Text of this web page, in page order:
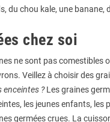
du chou kale, une banane,
chez soi
ne sont pas comestibles
Veillez à choisir des
enceintes ?Les graines
les jeunes enfants,
germées crues. La